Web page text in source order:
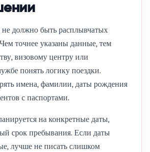
должно быть расплывчатых
точнее указаны данные, тем
визовому центру или
понять логику поездки.
имена, фамилии, даты рождения
с паспортами.
на конкретные даты,
срок пребывания. Если даты
лучше не писать слишком